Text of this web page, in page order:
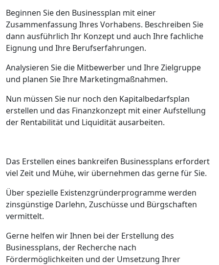
Beginnen Sie den Businessplan mit einer
Zusammenfassung Ihres Vorhabens. Beschreiben Sie
dann ausführlich Ihr Konzept und auch Ihre fachliche
Eignung und Ihre Berufserfahrungen.
Analysieren Sie die Mitbewerber und Ihre Zielgruppe
und planen Sie Ihre Marketingmaßnahmen.
Nun müssen Sie nur noch den Kapitalbedarfsplan
erstellen und das Finanzkonzept mit einer Aufstellung
der Rentabilität und Liquidität ausarbeiten.
Das Erstellen eines bankreifen Businessplans erfordert
viel Zeit und Mühe, wir übernehmen das gerne für Sie.
Über spezielle Existenzgründerprogramme werden
zinsgünstige Darlehn, Zuschüsse und Bürgschaften
vermittelt.
Gerne helfen wir Ihnen bei der Erstellung des
Businessplans, der Recherche nach
Fördermöglichkeiten und der Umsetzung Ihrer